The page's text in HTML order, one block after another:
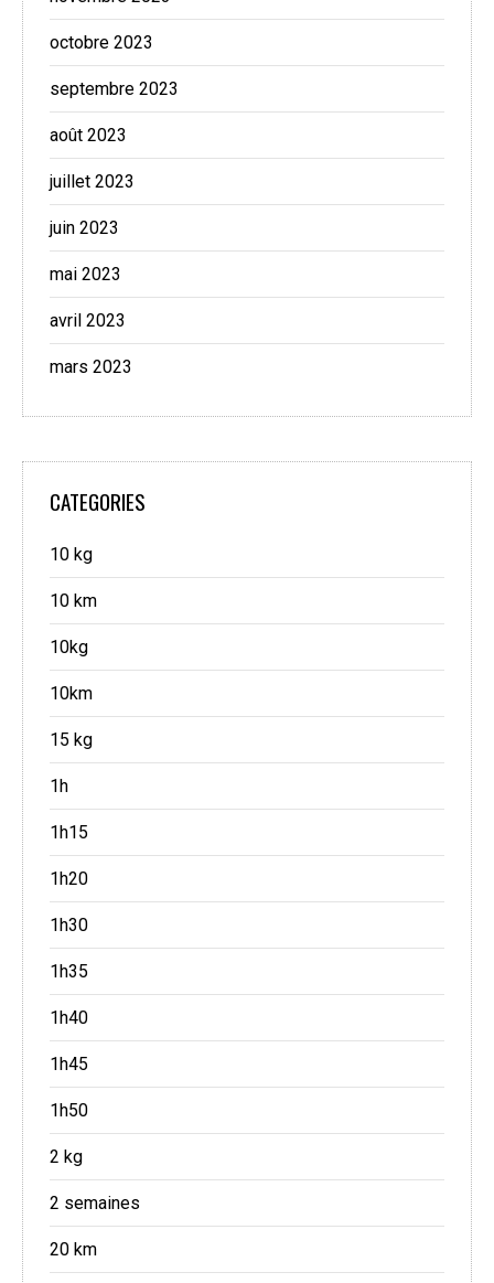
octobre 2023
septembre 2023
août 2023
juillet 2023
juin 2023
mai 2023
avril 2023
mars 2023
CATEGORIES
10 kg
10 km
10kg
10km
15 kg
1h
1h15
1h20
1h30
1h35
1h40
1h45
1h50
2 kg
2 semaines
20 km